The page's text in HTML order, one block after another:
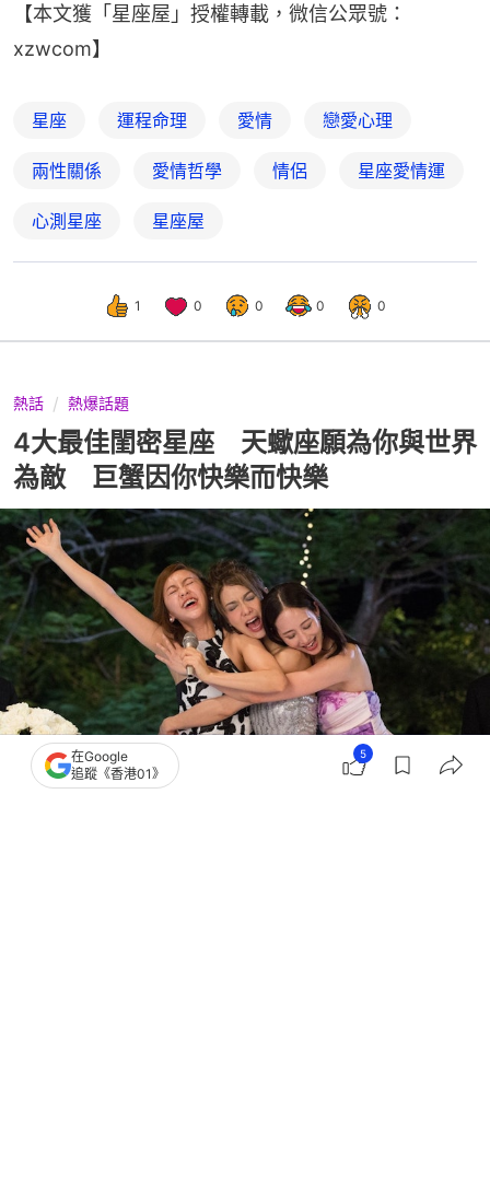
【本文獲「星座屋」授權轉載，微信公眾號：
xzwcom】
星座 運程命理 愛情 戀愛心理
兩性關係 愛情哲學 情侶 星座愛情運
心測星座 星座屋
1 0 0 0 0
熱話 熱爆話題
4大最佳閨密星座 天蠍座願為你與世界
為敵 巨蟹因你快樂而快樂
撰文：鬧鬧女巫店
在Google
追蹤《香港01》
5